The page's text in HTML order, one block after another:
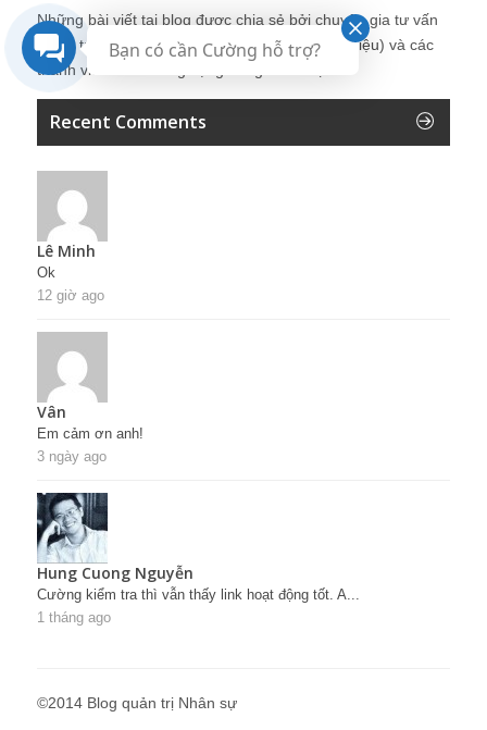
Những bài viết tại blog được chia sẻ bởi chuyên gia tư vấn
Quản trị Nhân sự Nguyễn Hùng Cường (giới thiệu) và các
thành viên khác trong cộng đồng Nhân sự.
Recent Comments
Lê Minh
Ok
12 giờ ago
Vân
Em cảm ơn anh!
3 ngày ago
Hung Cuong Nguyễn
Cường kiểm tra thì vẫn thấy link hoạt động tốt. A...
1 tháng ago
©2014 Blog quản trị Nhân sự
Bạn có cần Cường hỗ trợ?